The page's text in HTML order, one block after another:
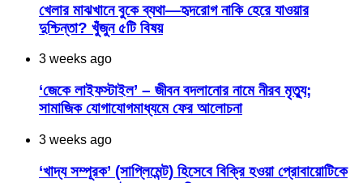
খেলার মাঝখানে বুকে ব্যথা—হৃদরোগ নাকি হেরে যাওয়ার
দুশ্চিন্তা? খুঁজুন ৫টি বিষয়
3 weeks ago
‘জেকে লাইফস্টাইল’ – জীবন বদলানোর নামে নীরব মৃত্যু;
সামাজিক যোগাযোগমাধ্যমে ফের আলোচনা
3 weeks ago
‘খাদ্য সম্পূরক’ (সাপ্লিমেন্ট) হিসেবে বিক্রি হওয়া প্রোবায়োটিকে